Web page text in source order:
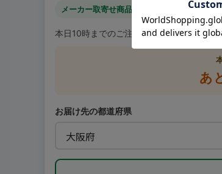
メーカー取寄せ商品
本日10時までのご注文・決済確認で、8月
あ
お届け先の都道府県